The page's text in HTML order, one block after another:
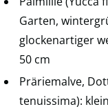
Garten,
glockenartiger
50 cm
Präriemalve,
tenuissima):